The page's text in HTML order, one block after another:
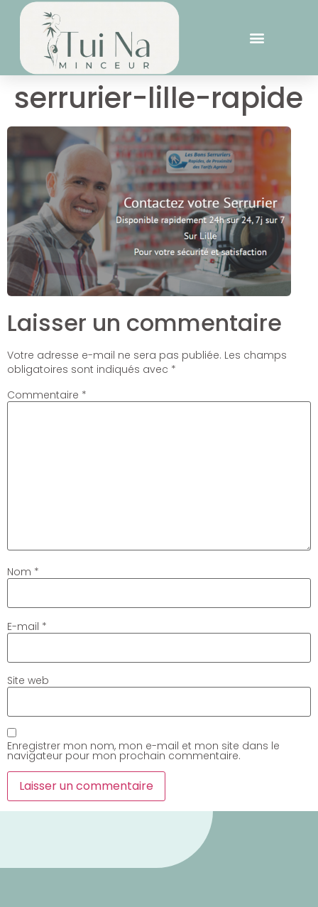
serrurier-lille-rapide
Laisser un commentaire
Votre adresse e-mail ne sera pas publiée. Les champs
obligatoires sont indiqués avec *
Commentaire *
Nom *
E-mail *
Site web
Enregistrer mon nom, mon e-mail et mon site dans le
navigateur pour mon prochain commentaire.